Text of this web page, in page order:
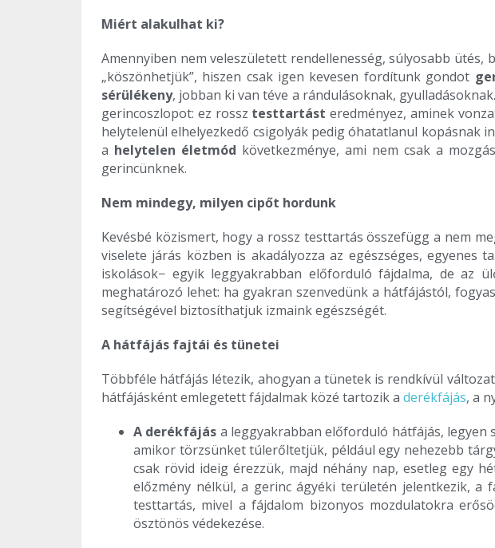
Miért alakulhat ki?
Amennyiben nem veleszületett rendellenesség, súlyosabb
„köszönhetjük”, hiszen csak igen kevesen fordítunk gondot
sérülékeny, jobban ki van téve a rándulásoknak,
gerincoszlopot: ez rossz testtartásteredményez, aminek
helytelenül elhelyezkedő csigolyák pedig óhatatlanul kopásnak
a helytelen életmód következménye, ami nem csak a
gerincünknek.
Nem mindegy, milyen cipőt hordunk
Kevésbé közismert, hogy a rossz testtartás összefügg a nem
viselete járás közben is akadályozza az egészséges, egyenes
iskolások− egyik leggyakrabban előforduló fájdalma, de az
meghatározó lehet: ha gyakran szenvedünk a hátfájástól,
segítségével biztosíthatjuk izmaink egészségét.
A hátfájás fajtái és tünetei
Többféle hátfájás létezik, ahogyan a tünetek is rendkívül
hátfájásként emlegetett fájdalmak közé tartozik a derékfájás, a
A derékfájás a leggyakrabban előforduló hátfájás, legyen
amikor törzsünket túlerőltetjük, például egy nehezebb
csak rövid ideig érezzük, majd néhány nap, esetleg egy
előzmény nélkül, a gerinc ágyéki területén jelentkezik,
testtartás, mivel a fájdalom bizonyos mozdulatokra
ösztönös védekezése.